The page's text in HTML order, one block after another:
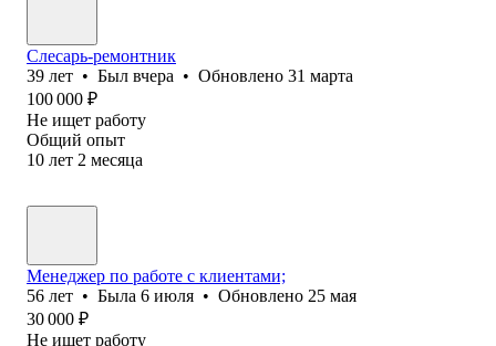
Слесарь-ремонтник
39 лет • Был вчера • Обновлено 31 марта
100 000 ₽
Не ищет работу
Общий опыт
10 лет 2 месяца
Менеджер по работе с клиентами;
56 лет • Была 6 июля • Обновлено 25 мая
30 000 ₽
Не ищет работу